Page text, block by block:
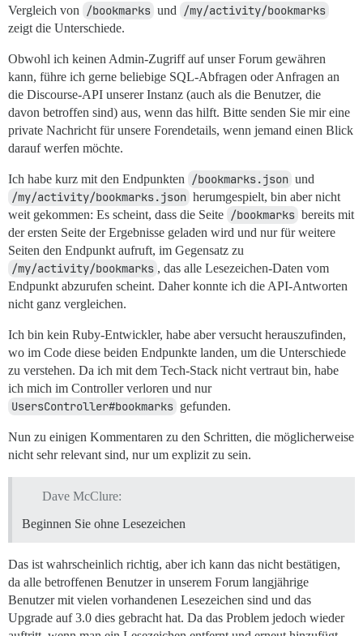
Vergleich von
/bookmarks und /my/activity/bookmarks
zeigt die Unterschiede.
Obwohl ich keinen Admin-Zugriff auf unser Forum gewähren
kann, führe ich gerne beliebige SQL-Abfragen oder Anfragen an
die Discourse-API unserer Instanz (auch als die Benutzer, die
davon betroffen sind) aus, wenn das hilft. Bitte senden Sie mir eine
private Nachricht für unsere Forendetails, wenn jemand einen Blick
darauf werfen möchte.
Ich habe kurz mit den Endpunkten /bookmarks.json und
/my/activity/bookmarks.json herumgespielt, bin aber nicht
weit gekommen: Es scheint, dass die Seite /bookmarks bereits mit
der ersten Seite der Ergebnisse geladen wird und nur für weitere
Seiten den Endpunkt aufruft, im Gegensatz zu
/my/activity/bookmarks , das alle Lesezeichen-Daten vom
Endpunkt abzurufen scheint. Daher konnte ich die API-Antworten
nicht ganz vergleichen.
Ich bin kein Ruby-Entwickler, habe aber versucht herauszufinden,
wo im Code diese beiden Endpunkte landen, um die Unterschiede
zu verstehen. Da ich mit dem Tech-Stack nicht vertraut bin, habe
ich mich im Controller verloren und nur
UsersController#bookmarks gefunden.
Nun zu einigen Kommentaren zu den Schritten, die möglicherweise
nicht sehr relevant sind, nur um explizit zu sein.
Dave McClure:
Beginnen Sie ohne Lesezeichen
Das ist wahrscheinlich richtig, aber ich kann das nicht bestätigen,
da alle betroffenen Benutzer in unserem Forum langjährige
Benutzer mit vielen vorhandenen Lesezeichen sind und das
Upgrade auf 3.0 dies gebracht hat. Da das Problem jedoch wieder